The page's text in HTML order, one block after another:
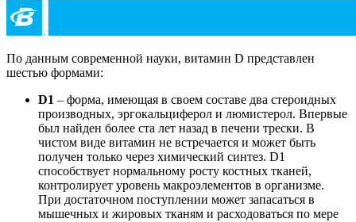
По данным современной науки, витамин D представлен
шестью формами:
D1 – форма, имеющая в своем составе два стероидных
производных, эргокальциферол и люмистерол. Впервые
был найден более ста лет назад в печени трески. В
чистом виде витамин не встречается и может быть
получен только через химический синтез. D1
способствует нормальному росту костных тканей,
контролирует уровень макроэлементов в организме.
При достаточном поступлении может запасаться в
мышечных и жировых тканям и расходоваться по мере